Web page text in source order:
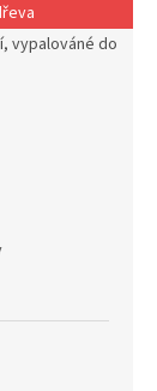
vypalováné do